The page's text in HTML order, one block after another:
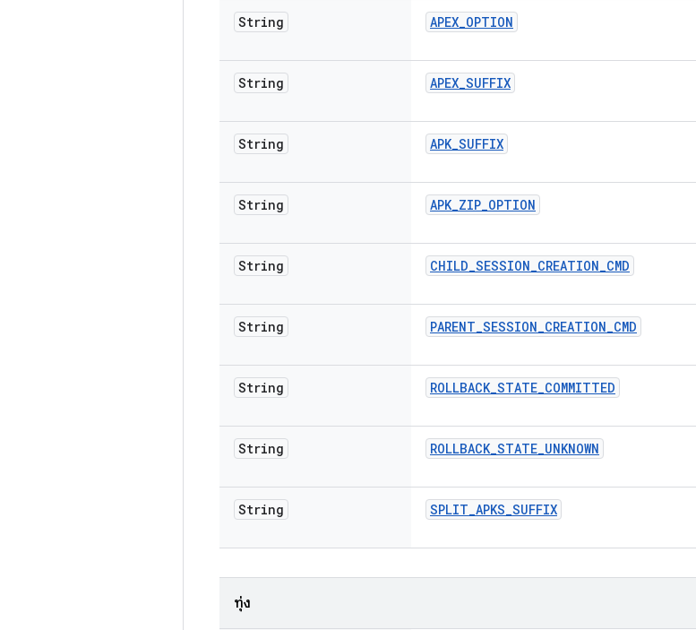
String APEX_OPTION
String APEX_SUFFIX
String APK_SUFFIX
String APK_ZIP_OPTION
String CHILD_SESSION_CREATION_CMD
String PARENT_SESSION_CREATION_CMD
String ROLLBACK_STATE_COMMITTED
String ROLLBACK_STATE_UNKNOWN
String SPLIT_APKS_SUFFIX
ทุ่ง